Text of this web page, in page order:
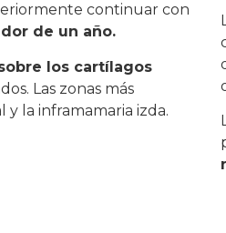
continuar con
de un año.
los cartílagos
Las zonas más
la inframamaria izda.